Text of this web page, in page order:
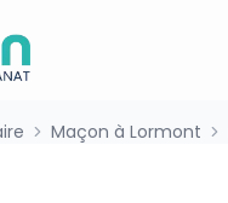
Maçon à Lormont